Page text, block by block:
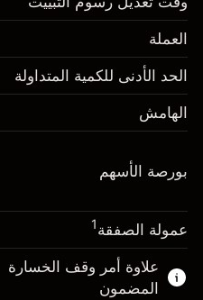
رسوم التبييت
الرسوم من قيمة الصفقة
حجم الصفقة بالرافعة
الأموال من الرافعة المالية
انتقل إلى المنصة
الهامش. استثمارك
رسوم التبييت
الرسوم من قيمة الصفقة
حجم الصفقة بالرافعة
الأموال من الرافعة المالية
انتقل إلى المنصة
العملة
الحد الأدنى للكمية المتداولة
الهامش
بورصة الأسهم
عمولة الصفقة1
علاوة أمر وقف الخسارة
المضمون